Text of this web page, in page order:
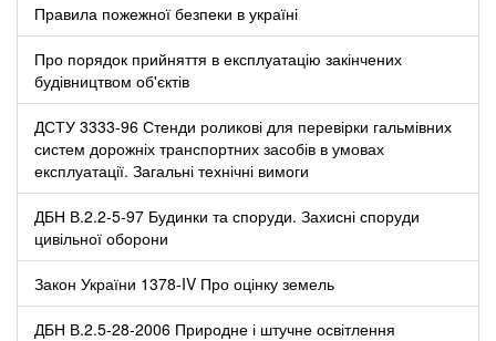
Правила пожежної безпеки в україні
Про порядок прийняття в експлуатацію закінчених
будівництвом об'єктів
ДСТУ 3333-96 Стенди роликові для перевірки гальмівних
систем дорожніх транспортних засобів в умовах
експлуатації. Загальні технічні вимоги
ДБН В.2.2-5-97 Будинки та споруди. Захисні споруди
цивільної оборони
Закон України 1378-IV Про оцінку земель
ДБН В.2.5-28-2006 Природне і штучне освітлення